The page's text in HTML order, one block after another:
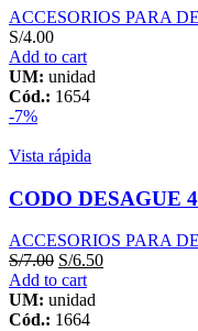
ACCESORIOS PARA
S/4.00
Add to cart
UM: unidad
Cód.: 1654
-7%
Vista rápida
CODO DESAGUE
ACCESORIOS PARA
S/7.00 S/6.50
Add to cart
UM: unidad
Cód.: 1664